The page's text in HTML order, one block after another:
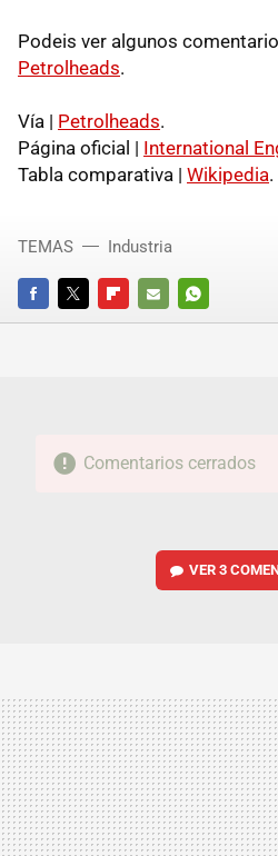
Podeis ver algunos
Petrolheads.
Vía | Petrolheads.
Página oficial | International
Tabla comparativa | Wikipedia.
FACEBOOKTWITTERFLIPBOARD
E-
WHATSAPP
TEMAS Industria
Comentarios cerrados
VER3